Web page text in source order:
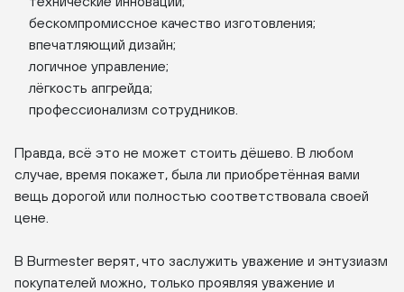
бескомпромиссное качество изготовления;
впечатляющий дизайн;
логичное управление;
лёгкость апгрейда;
профессионализм сотрудников.
Правда, всё это не может стоить дёшево. В любом
случае, время покажет, была ли приобретённая вами
вещь дорогой или полностью соответствовала своей
цене.
В Burmester верят, что заслужить уважение и энтузиазм
покупателей можно, только проявляя уважение и